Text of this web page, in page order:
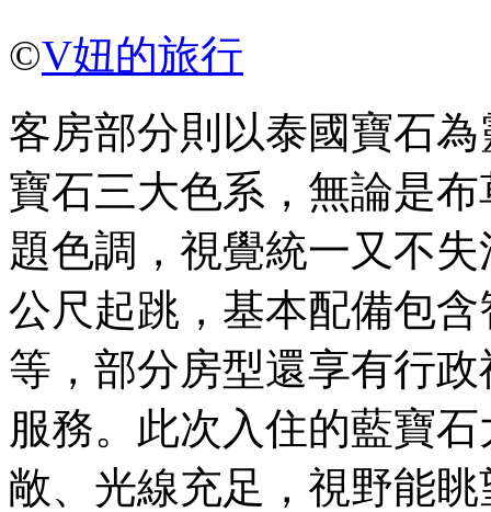
©V妞的旅行
客房部分則以泰國寶石
寶石三大色系，無論是
題色調，視覺統一又不
公尺起跳，基本配備包
等，部分房型還享有行
服務。此次入住的藍寶
敞、光線充足，視野能